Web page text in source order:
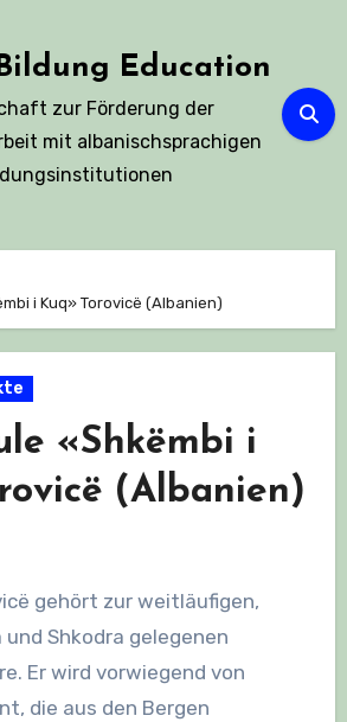
Education
zur Förderung der
mit albanischsprachigen
i Kuq» Torovicë (Albanien)
«Shkëmbi i
(Albanien)
Shkodra gelegenen
Er wird vorwiegend von
die aus den Bergen